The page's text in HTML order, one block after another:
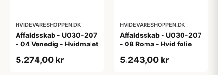
HVIDEVARESHOPPEN.DK
Affaldsskab - U030-207
- 04 Venedig - Hvidmalet
5.274,00 kr
HVIDEVARESHOPPEN.DK
Affaldsskab - U030-207
- 08 Roma - Hvid folie
5.243,00 kr